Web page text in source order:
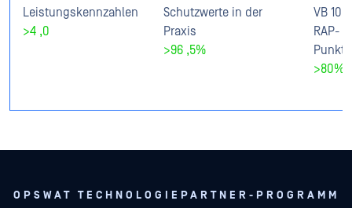
Leistungskennzahlen
>4 ,0
Schutzwerte in der
Praxis
>96 ,5%
VB 100
RAP-
>80%
OPSWAT TECHNOLOGIEPARTNER-PROGRAMM